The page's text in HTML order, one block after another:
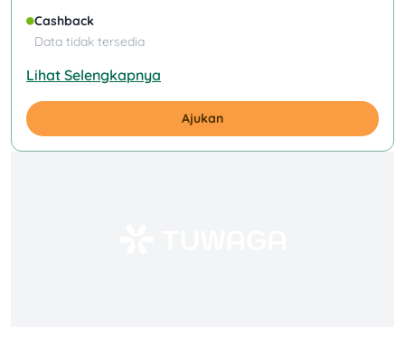
Cashback
Data tidak tersedia
Lihat Selengkapnya
Ajukan